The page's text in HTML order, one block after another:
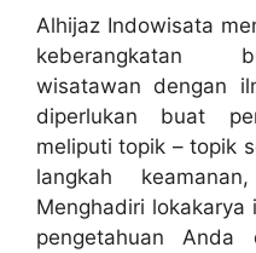
Alhijaz Indowisata
keberangkatan
wisatawan dengan
diperlukan buat
meliputi topik – topik
langkah
Menghadiri lokakarya
pengetahuan Anda